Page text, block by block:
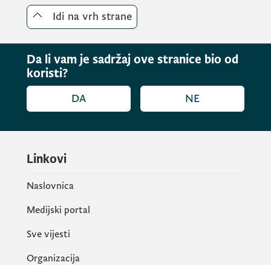
Idi na vrh strane
Da li vam je sadržaj ove stranice bio od
koristi?
DA NE
Linkovi
Naslovnica
Medijski portal
Sve vijesti
Organizacija